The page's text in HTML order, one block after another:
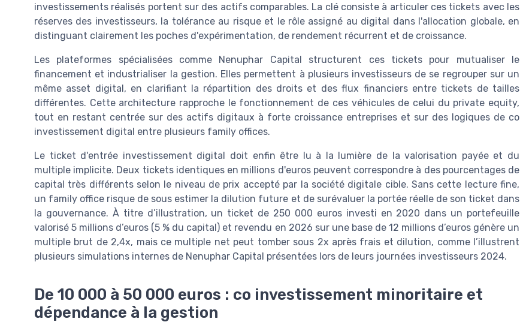
investissements réalisés portent sur des actifs comparables. La clé consiste à articuler ces tickets avec les
réserves des investisseurs, la tolérance au risque et le rôle assigné au digital dans l'allocation globale, en
distinguant clairement les poches d'expérimentation, de rendement récurrent et de croissance.
Les plateformes spécialisées comme Nenuphar Capital structurent ces tickets pour mutualiser le
financement et industrialiser la gestion. Elles permettent à plusieurs investisseurs de se regrouper sur un
même asset digital, en clarifiant la répartition des droits et des flux financiers entre tickets de tailles
différentes. Cette architecture rapproche le fonctionnement de ces véhicules de celui du private equity,
tout en restant centrée sur des actifs digitaux à forte croissance entreprises et sur des logiques de co
investissement digital entre plusieurs family offices.
Le ticket d'entrée investissement digital doit enfin être lu à la lumière de la valorisation payée et du
multiple implicite. Deux tickets identiques en millions d'euros peuvent correspondre à des pourcentages de
capital très différents selon le niveau de prix accepté par la société digitale cible. Sans cette lecture fine,
un family office risque de sous estimer la dilution future et de surévaluer la portée réelle de son ticket dans
la gouvernance. À titre d’illustration, un ticket de 250 000 euros investi en 2020 dans un portefeuille
valorisé 5 millions d’euros (5 % du capital) et revendu en 2026 sur une base de 12 millions d’euros génère un
multiple brut de 2,4x, mais ce multiple net peut tomber sous 2x après frais et dilution, comme l’illustrent
plusieurs simulations internes de Nenuphar Capital présentées lors de leurs journées investisseurs 2024.
De 10 000 à 50 000 euros : co investissement minoritaire et
dépendance à la gestion